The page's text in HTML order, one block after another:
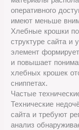
оперативного
имеют меньше
Хлебные крошки
структуре сайта
элемент
и повышает
хлебных крошек
сниппетах.
Частые
Технические
сайта и требуют
анализ